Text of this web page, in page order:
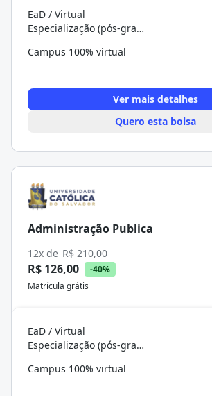
EaD / Virtual
Especialização (pós-graduação)
Campus 100% virtual
Ver mais detalhes
Quero esta bolsa
Administração Publica
12x de R$ 210,00
R$ 126,00
-40%
Matrícula grátis
EaD / Virtual
Especialização (pós-graduação)
Campus 100% virtual